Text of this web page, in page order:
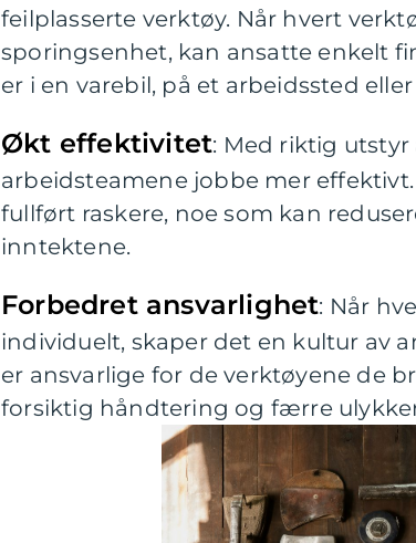
feilplasserte verktøy. Når hvert
sporingsenhet, kan ansatte enkelt
er i en varebil, på et arbeidssted
Økt effektivitet: Med riktig
arbeidsteamene jobbe mer
fullført raskere, noe som kan
inntektene.
Forbedret ansvarlighet: Når
individuelt, skaper det en kultur av
er ansvarlige for de verktøyene de
forsiktig håndtering og færre